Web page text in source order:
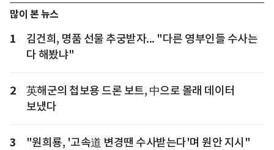
많이 본 뉴스
1
김건희, 명품 선물 추궁받자... "다른 영부인들 수사는
다 해봤냐"
2
英해군의 첩보용 드론 보트, 中으로 몰래 데이터
보냈다
3
"원희룡, '고속道 변경땐 수사받는다'며 원안 지시"